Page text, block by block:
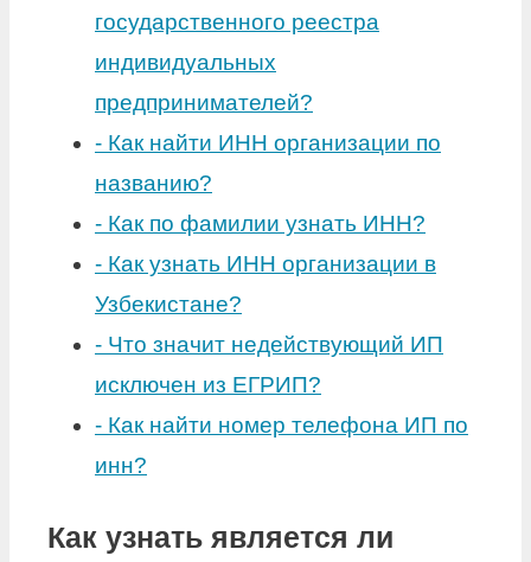
государственного реестра
индивидуальных
предпринимателей?
- Как найти ИНН организации по
названию?
- Как по фамилии узнать ИНН?
- Как узнать ИНН организации в
Узбекистане?
- Что значит недействующий ИП
исключен из ЕГРИП?
- Как найти номер телефона ИП по
инн?
Как узнать является ли